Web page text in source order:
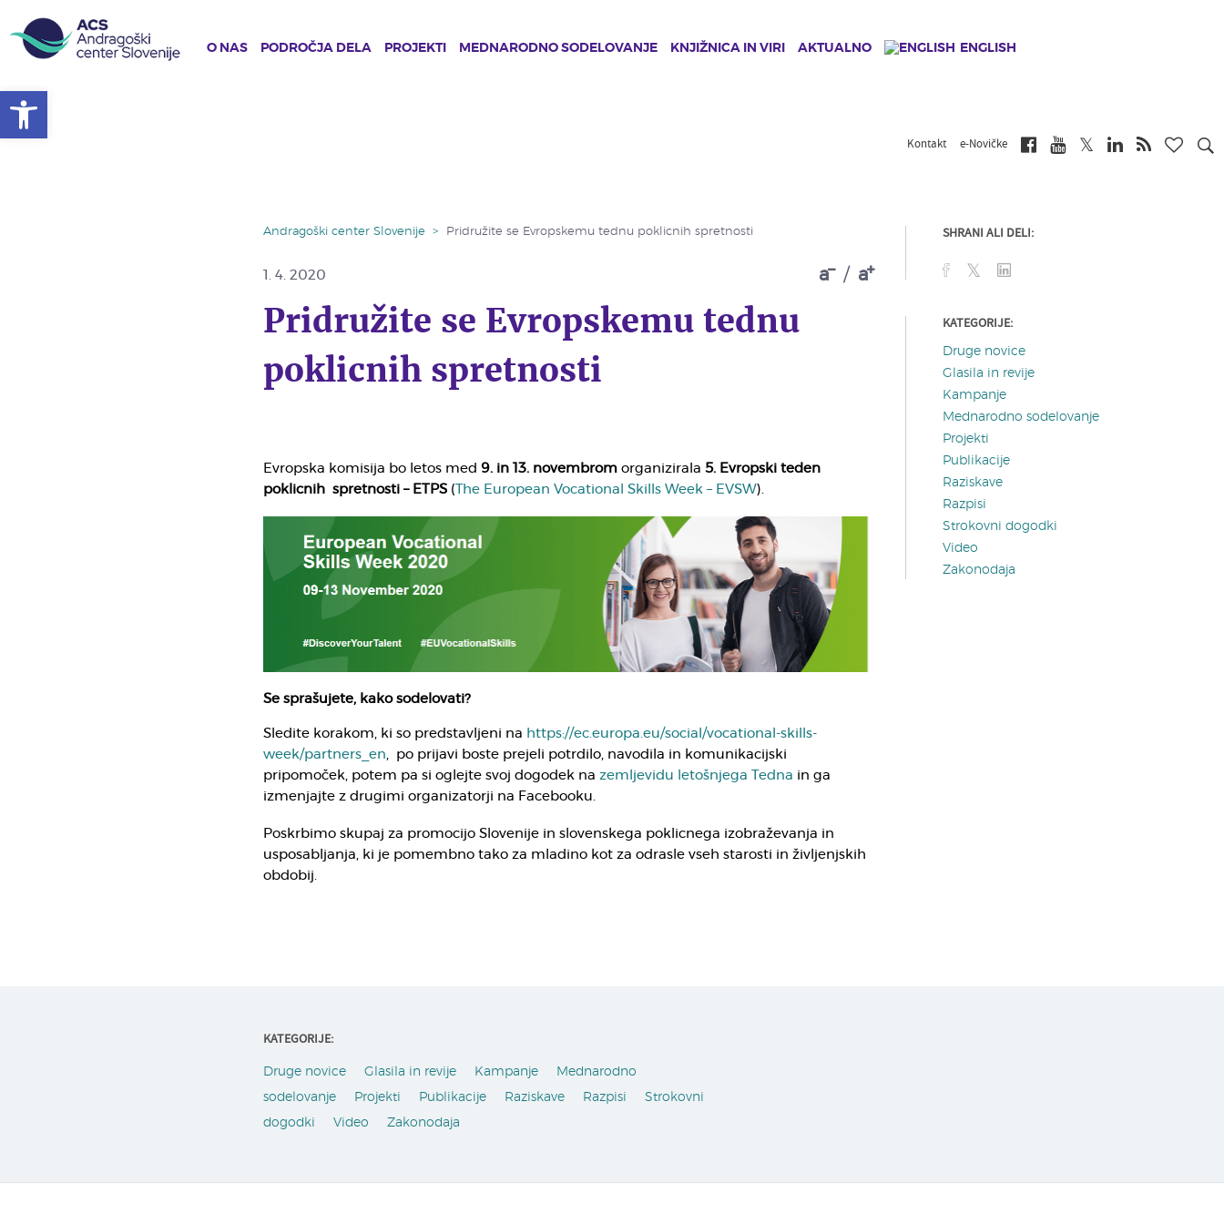
O NAS PODROČJA DELA PROJEKTI MEDNARODNO SODELOVANJE KNJIŽNICA IN VIRI AKTUALNO ENGLISH
Kontakt e-Novičke
Andragoški center Slovenije > Pridružite se Evropskemu tednu poklicnih spretnosti
a / a
1. 4. 2020
Pridružite se Evropskemu tednu
poklicnih spretnosti
Evropska komisija bo letos med 9. in 13. novembromorganizirala 5. Evropski teden
poklicnih spretnosti – ETPS( The European Vocational Skills Week – EVSW).
Se sprašujete, kako sodelovati?
Sledite korakom, ki so predstavljeni na https://ec.europa.eu/social/vocational-skills-
week/partners_en , po prijavi boste prejeli potrdilo, navodila in komunikacijski
pripomoček, potem pa si oglejte svoj dogodek na zemljevidu letošnjega Tedna in ga
izmenjajte z drugimi organizatorji na Facebooku.
Poskrbimo skupaj za promocijo Slovenije in slovenskega poklicnega izobraževanja in
usposabljanja, ki je pomembno tako za mladino kot za odrasle vseh starosti in življenjskih
obdobij.
SHRANI ALI DELI:
KATEGORIJE:
Druge novice
Glasila in revije
Kampanje
Mednarodno sodelovanje
Projekti
Publikacije
Raziskave
Razpisi
Strokovni dogodki
Video
Zakonodaja
KATEGORIJE:
Druge novice Glasila in revije Kampanje
Mednarodno
sodelovanje
Projekti Publikacije Raziskave Razpisi
Strokovni
dogodki
Video Zakonodaja
Open toolbar